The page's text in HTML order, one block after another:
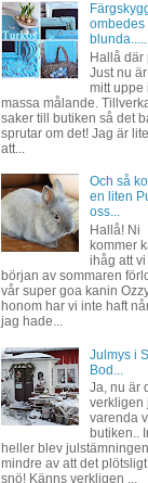
ombedes
blunda.....
Hallå där
Just nu
mitt uppe
massa målande.
saker till butiken så det
sprutar om det! Jag är
att...
Och så
en liten
oss...
Hallå! Ni
kommer
ihåg att vi
början av sommaren
vår super goa kanin
honom har vi inte haft
jag hade...
Julmys i
Bod...
Ja, nu är
verkligen
varenda
butiken..
heller blev julstämningen
mindre av att det
snö! Känns verkligen ...